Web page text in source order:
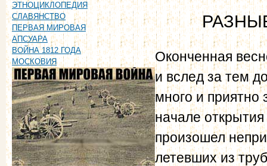
ЭТНОЦИКЛОПЕДИЯ
СЛАВЯНСТВО
ПЕРВАЯ МИРОВАЯ
АПСУАРА
ВОЙНА 1812 ГОДА
МОСКОВИЯ
Оконченная
и вслед за тем
много и
начале
произошел
летевших из